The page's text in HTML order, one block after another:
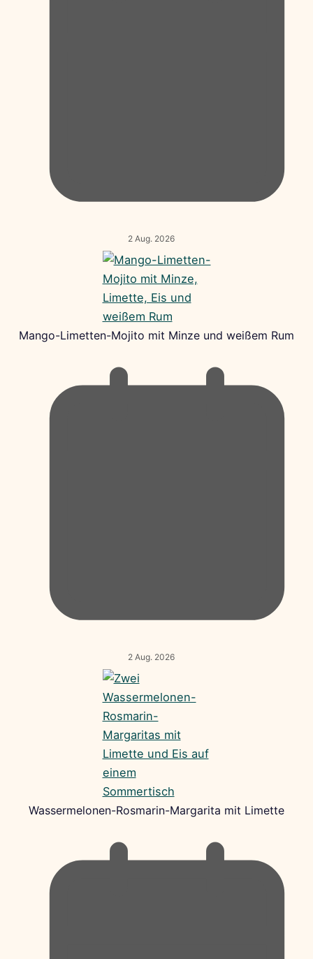
2 Aug. 2026
Mango-Limetten-Mojito mit Minze und weißem Rum
2 Aug. 2026
Wassermelonen-Rosmarin-Margarita mit Limette